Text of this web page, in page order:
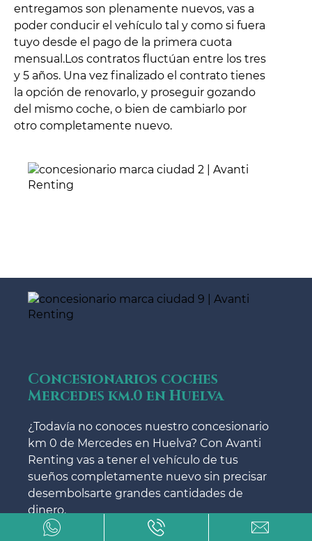
entregamos son plenamente nuevos, vas a
poder conducir el vehículo tal y como si fuera
tuyo desde el pago de la primera cuota
mensual.Los contratos fluctúan entre los tres
y 5 años. Una vez finalizado el contrato tienes
la opción de renovarlo, y proseguir gozando
del mismo coche, o bien de cambiarlo por
otro completamente nuevo.
Concesionarios coches
Mercedes km.0 en Huelva
¿Todavía no conoces nuestro concesionario
km 0 de Mercedes en Huelva? Con Avanti
Renting vas a tener el vehículo de tus
sueños completamente nuevo sin precisar
desembolsarte grandes cantidades de
dinero.